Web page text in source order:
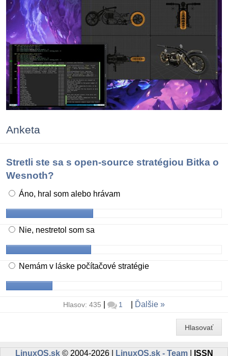
Anketa
Stretli ste sa s open-source stratégiou Bitka o
Wesnoth?
Áno, hral som alebo hrávam
Nie, nestretol som sa
Nemám v láske počítačové stratégie
Hlasov: 435 1 Ďalšie
Hlasovať
LinuxOS.sk© 2004-2026 | LinuxOS.sk - Team| ISSN